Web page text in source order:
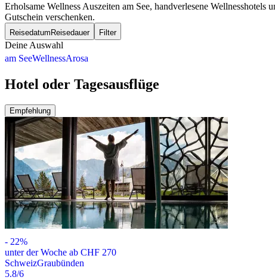
Erholsame Wellness Auszeiten am See, handverlesene
Gutschein verschenken.
Reisedatum Reisedauer Filter
Deine Auswahl
am SeeWellnessArosa
Hotel oder Tagesausflüge
Empfehlung
- 22%
unter der Woche ab CHF 270
SchweizGraubünden
5.8/6